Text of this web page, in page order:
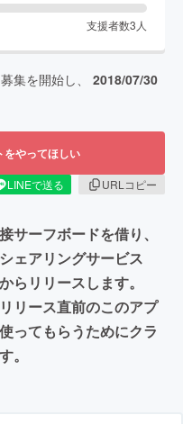
支援者数3 人
集を開始し、 2018/07/30
をやってほしい
LINEで送る
URLコピー
サーフボードを借り、
ェアリングサービス
らリリースします。
リース直前のこのアプ
ってもらうためにクラ
。